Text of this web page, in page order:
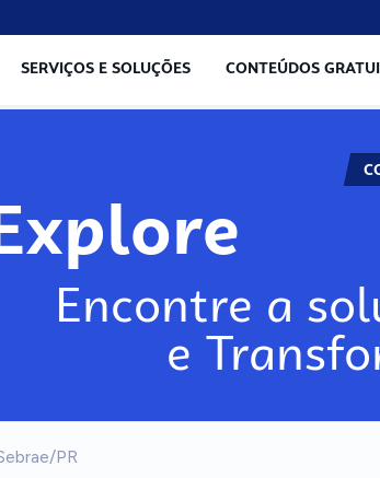
SERVIÇOS E SOLUÇÕES CONTEÚDOS
Explore
Encontre a
e